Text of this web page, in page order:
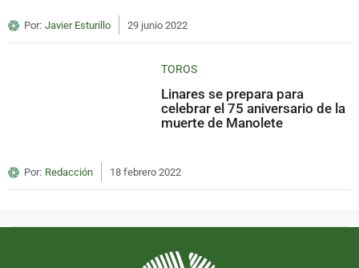
Por: Javier Esturillo 29 junio 2022
TOROS
Linares se prepara para
celebrar el 75 aniversario de la
muerte de Manolete
Por: Redacción 18 febrero 2022